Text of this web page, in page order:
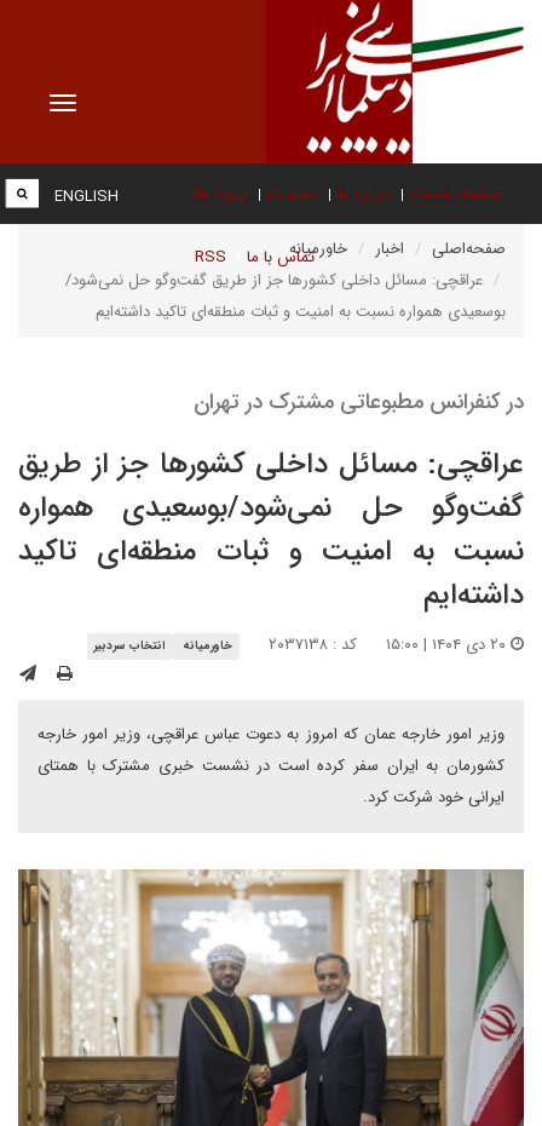
Toggle
صفحه نخست درباره ما عضویت پیوند ها
تماس با ما RSS
ENGLISH
صفحه‌اصلی اخبار
خاورمیانه
عراقچی: مسائل داخلی کشورها جز از طریق گفت‌وگو حل نمی‌شود/
بوسعیدی همواره نسبت به امنیت و ثبات منطقه‌ای تاکید داشته‌ایم
در کنفرانس مطبوعاتی مشترک در تهران
عراقچی: مسائل داخلی کشورها جز از طریق
گفت‌وگو حل نمی‌شود/بوسعیدی همواره
نسبت به امنیت و ثبات منطقه‌ای تاکید
داشته‌ایم
کد : ۲۰۳۷۱۳۸ خاورمیانه انتخاب سردبیر
وزیر امور خارجه عمان که امروز به دعوت عباس عراقچی، وزیر امور خارجه
کشورمان به ایران سفر کرده است در نشست خبری مشترک با همتای
ایرانی خود شرکت کرد.